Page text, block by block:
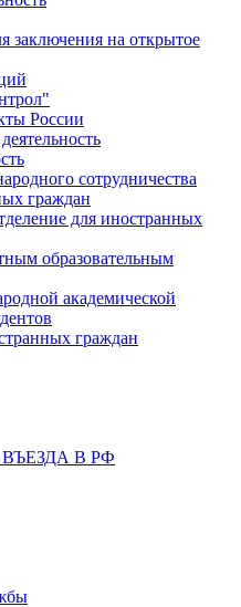
заключения на открытое
России
сотрудничества
граждан
для иностранных
образовательным
академической
граждан
В РФ